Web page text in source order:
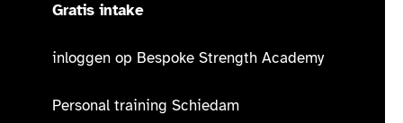
Gratis intake
inloggen op Bespoke Strength Academy
Personal training Schiedam